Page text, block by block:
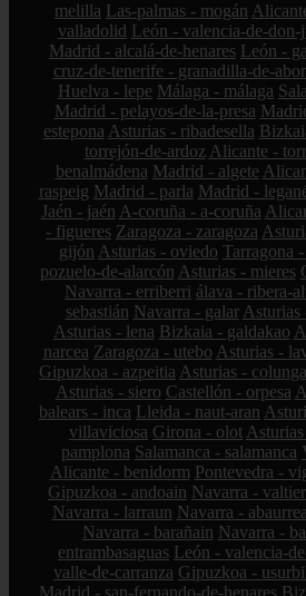
melilla Las-palmas - mogán
valladolid León - valencia-de-don-
Madrid - alcalá-de-henares León -
cruz-de-tenerife - granadilla-de-
Huelva - lepe Málaga - málaga
Madrid - pelayos-de-la-presa
estepona Asturias - ribadesella
torrejón-de-ardoz Alicante -
benalmádena Madrid - algete
raspeig Madrid - parla Madrid -
Jaén - jaén A-coruña - a-coruña
- figueres Zaragoza - zaragoza
gijón Asturias - oviedo Tarragona
pozuelo-de-alarcón Asturias - mieres
Navarra - erriberri álava - ribera-
sebastián Navarra - galar Asturias
Asturias - lena Bizkaia - galdakao
narcea Zaragoza - utebo Asturias -
Gipuzkoa - azpeitia Asturias - colunga
Asturias - siero Castellón - orpesa
balears - inca Lleida - naut-aran
villaviciosa Girona - olot
pamplona Salamanca - salamanca
Alicante - benidorm Pontevedra -
Gipuzkoa - andoain Navarra -
Navarra - larraun Navarra -
Navarra - barañain Navarra -
entrambasaguas León - valencia-
valle-de-carranza Gipuzkoa -
Madrid - san-fernando-de-henares